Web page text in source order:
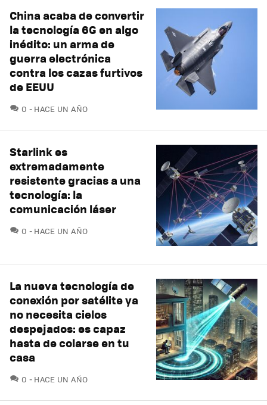
China acaba de convertir
la tecnología 6G en algo
inédito: un arma de
guerra electrónica
contra los cazas furtivos
de EEUU
0 COMENTARIOS
HACE UN AÑO
Starlink es
extremadamente
resistente gracias a una
tecnología: la
comunicación láser
0 COMENTARIOS
HACE UN AÑO
La nueva tecnología de
conexión por satélite ya
no necesita cielos
despejados: es capaz
hasta de colarse en tu
casa
0 COMENTARIOS
HACE UN AÑO